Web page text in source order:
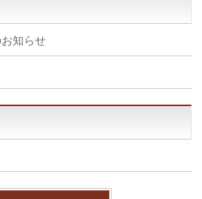
知らせ